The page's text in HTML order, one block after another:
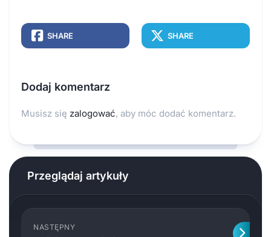
SHARE SHARE
Dodaj komentarz
Musisz się zalogować, aby móc dodać komentarz.
Przeglądaj artykuły
NASTĘPNY